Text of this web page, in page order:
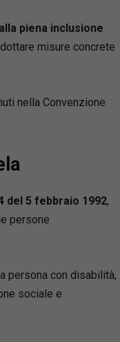
piena inclusione
misure concrete
nella Convenzione
del 5 febbraio 1992,
persone
persona con disabilità,
sociale e